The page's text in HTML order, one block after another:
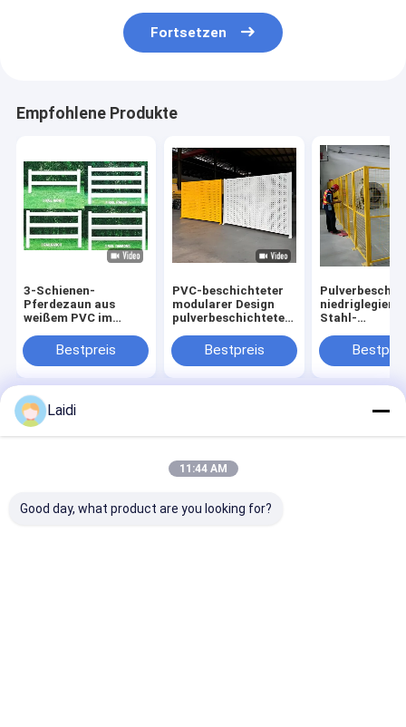
Fortsetzen
Empfohlene Produkte
3-Schienen-
Pferdezaun aus
weißem PVC im
Bauernhöfe und
Ranches
Bestpreis
PVC-beschichteter
modularer Design
pulverbeschichteter
Isolierungszaun und
Stahlgitterzaun für
Bestpreis
Stahl-
50x50mm
Sitemap
Datenschutzrichtlinie
Metalldrahtnetze SchrankenChina Fabrik.Copyright © 2026
Anping Laidi Wire Mesh Products Co., Ltd.. All Rights Reserved.
Laidi
11:44 AM
Good day, what product are you looking for?